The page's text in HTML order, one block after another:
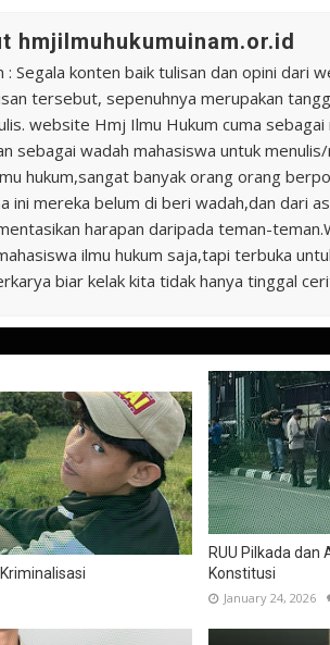
hmjilmuhukumuinam.or.id
: Segala konten baik tulisan dan opini dari
tersebut, sepenuhnya merupakan
website Hmj Ilmu Hukum cuma
sebagai wadah mahasiswa untuk
hukum,sangat banyak orang orang
ini mereka belum di beri wadah,dan dari
harapan daripada teman-
ilmu hukum saja,tapi terbuka
biar kelak kita tidak hanya tinggal
RUU Pilkada
Konstitusi
January 24, 2026